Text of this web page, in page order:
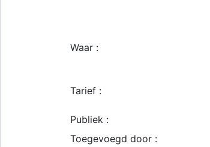
Waar :
Tarief :
Publiek :
Toegevoegd door :